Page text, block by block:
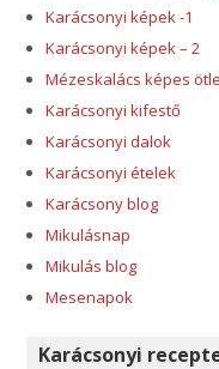
Karácsonyi képek -1
Karácsonyi képek – 2
Mézeskalács képes
Karácsonyi kifestő
Karácsonyi dalok
Karácsonyi ételek
Karácsony blog
Mikulásnap
Mikulás blog
Mesenapok
Karácsonyi